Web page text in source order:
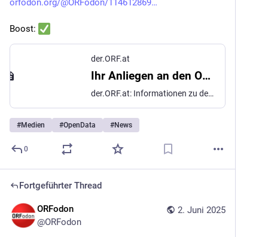
orfodon.org/@ORFodon/114612869
Boost:
der.ORF.at
Ihr Anliegen an den ORF - der.ORF.at
der.ORF.at: Informationen zu den Fernseh-, Radio- und Online-Angeboten des ORF. Alles über den trimedialen öffentlich-rechtlichen Rundfunk in Österreich - von seinen gesetzlichen Grundlagen und Leitlinien über seine Organisation und Standorte bis zu den Sendungen und Stars.
#Medien #OpenData #News
0
Fortgeführter Thread
2. Juni 2025
ORFodon
@ORFodon